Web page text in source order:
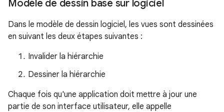
Modèle de dessin basé sur logiciel
Dans le modèle de dessin logiciel, les vues sont dessinées
en suivant les deux étapes suivantes :
Invalider la hiérarchie
Dessiner la hiérarchie
Chaque fois qu'une application doit mettre à jour une
partie de son interface utilisateur, elle appelle